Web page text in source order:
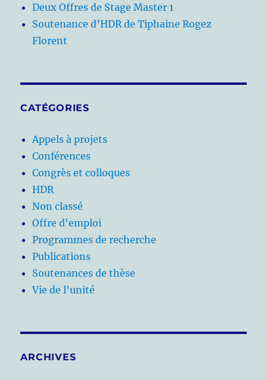
Deux Offres de Stage Master 1
Soutenance d’HDR de Tiphaine Rogez
Florent
CATÉGORIES
Appels à projets
Conférences
Congrès et colloques
HDR
Non classé
Offre d'emploi
Programmes de recherche
Publications
Soutenances de thèse
Vie de l'unité
ARCHIVES